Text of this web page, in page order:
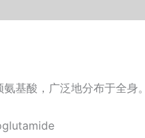
基酸，广泛地分布于全身。